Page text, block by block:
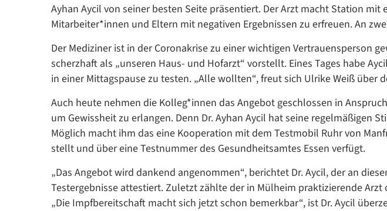
Ayhan Aycil von seiner besten Seite präsentiert. Der Arzt macht Station
Mitarbeiter*innen und Eltern mit negativen Ergebnissen zu erfreuen. An
Der Mediziner ist in der Coronakrise zu einer wichtigen Vertrauensperson
scherzhaft als „unseren Haus- und Hofarzt“ vorstellt. Eines Tages habe
in einer Mittagspause zu testen. „Alle wollten“, freut sich Ulrike Weiß über
Auch heute nehmen die Kolleg*innen das Angebot geschlossen in
um Gewissheit zu erlangen. Denn Dr. Ayhan Aycil hat seine regelmäßigen
Möglich macht ihm das eine Kooperation mit dem Testmobil Ruhr von
stellt und über eine Testnummer des Gesundheitsamtes Essen verfügt.
„Das Angebot wird dankend angenommen“, berichtet Dr. Aycil, der an
Testergebnisse attestiert. Zuletzt zählte der in Mülheim praktizierende
„Die Impfbereitschaft macht sich jetzt schon bemerkbar“, ist Dr. Aycil
Google